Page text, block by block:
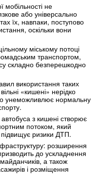
мобільності не
або універсально
їх, навпаки, поступово
оскільки вони
міському потоці
транспортом,
складно безперешкодно
використання таких
«кишені» нерідко
унеможливлює нормальну
з кишені створює
потоком, який
ризики ДТП.
розширення
до ускладнення
а також
і розміщення